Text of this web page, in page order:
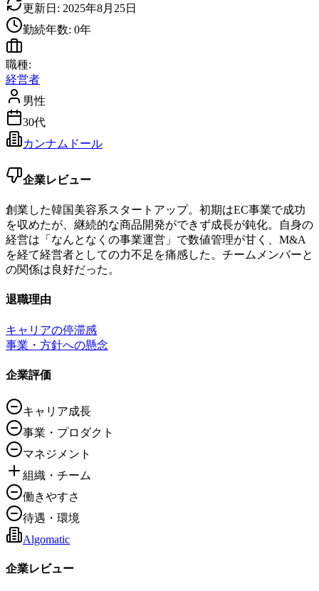
更新日: 2025年8月25日
勤続年数: 0年
職種:
経営者
男性
30代
カンナムドール
企業レビュー
創業した韓国美容系スタートアップ。初期はEC事業で成功
を収めたが、継続的な商品開発ができず成長が鈍化。自身の
経営は「なんとなくの事業運営」で数値管理が甘く、M&A
を経て経営者としての力不足を痛感した。チームメンバーと
の関係は良好だった。
退職理由
キャリアの停滞感
事業・方針への懸念
企業評価
キャリア成長
事業・プロダクト
マネジメント
組織・チーム
働きやすさ
待遇・環境
Algomatic
企業レビュー